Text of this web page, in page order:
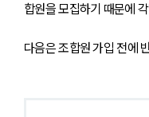
합원을 모집하기 때문에
다음은 조합원 가입 전에